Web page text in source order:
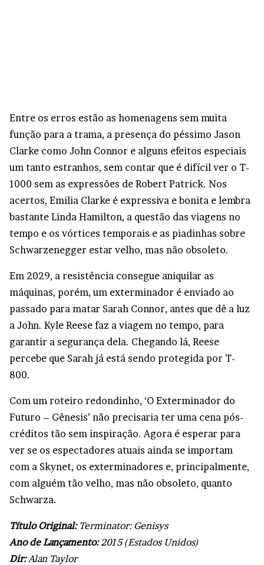
Entre os erros estão as homenagens sem muita
função para a trama, a presença do péssimo Jason
Clarke como John Connor e alguns efeitos especiais
um tanto estranhos, sem contar que é difícil ver o T-
1000 sem as expressões de Robert Patrick. Nos
acertos, Emilia Clarke é expressiva e bonita e lembra
bastante Linda Hamilton, a questão das viagens no
tempo e os vórtices temporais e as piadinhas sobre
Schwarzenegger estar velho, mas não obsoleto.
Em 2029, a resistência consegue aniquilar as
máquinas, porém, um exterminador é enviado ao
passado para matar Sarah Connor, antes que dê a luz
a John. Kyle Reese faz a viagem no tempo, para
garantir a segurança dela. Chegando lá, Reese
percebe que Sarah já está sendo protegida por T-
800.
Com um roteiro redondinho, ‘O Exterminador do
Futuro – Gênesis’ não precisaria ter uma cena pós-
créditos tão sem inspiração. Agora é esperar para
ver se os espectadores atuais ainda se importam
com a Skynet, os exterminadores e, principalmente,
com alguém tão velho, mas não obsoleto, quanto
Schwarza.
Título Original:Terminator: Genisys
Ano de Lançamento:2015 (Estados Unidos)
Dir:Alan Taylor